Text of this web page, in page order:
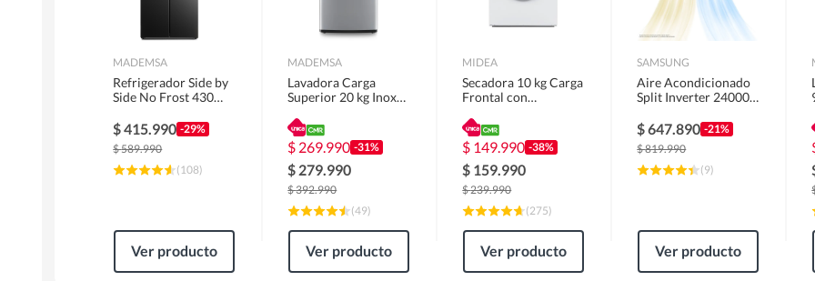
MADEMSA
Refrigerador Side by
Side No Frost 430
MAS430B
$415.990 -29%
$589.990
(108)
Ver producto
MADEMSA
Lavadora Carga
Superior 20 kg Inox
$ 269.990 -31%
$ 279.990
$392.990
(49)
Ver producto
MIDEA
Secadora 10 kg Carga
Frontal con
MD100A100/W2
$ 149.990 -38%
$ 159.990
$239.990
(275)
Ver producto
SAMSUNG
Aire Acondicionado
Split Inverter 24000
$647.890 -21%
$819.990
(9)
Ver producto